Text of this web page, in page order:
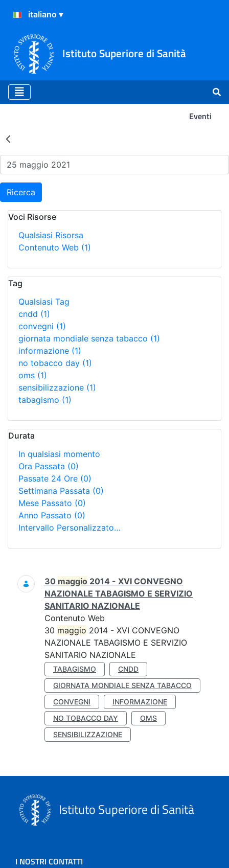
Istituto Superiore di Sanità
Eventi
Risultati della Ricerca -
Ricerca
Voci Risorse
Qualsiasi Risorsa
Contenuto Web (1)
Tag
Qualsiasi Tag
cndd (1)
convegni (1)
giornata mondiale senza tabacco (1)
informazione (1)
no tobacco day (1)
oms (1)
sensibilizzazione (1)
tabagismo (1)
Durata
In qualsiasi momento
Ora Passata (0)
Passate 24 Ore (0)
Settimana Passata (0)
Mese Passato (0)
Anno Passato (0)
Intervallo Personalizzato…
Ricerca
30 maggio 2014 - XVI CONVEGNO
NAZIONALE TABAGISMO E SERVIZIO
SANITARIO NAZIONALE
Contenuto Web
30 maggio 2014 - XVI CONVEGNO
NAZIONALE TABAGISMO E SERVIZIO
SANITARIO NAZIONALE
TABAGISMO
CNDD
GIORNATA MONDIALE SENZA TABACCO
CONVEGNI
INFORMAZIONE
NO TOBACCO DAY
OMS
SENSIBILIZZAZIONE
Istituto Superiore di Sanità
I NOSTRI CONTATTI